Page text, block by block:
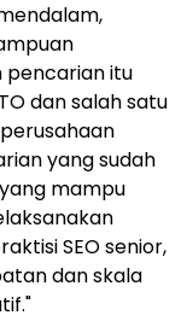
pencarian itu
dan salah satu
yang sudah
mampu
SEO senior,
dan skala